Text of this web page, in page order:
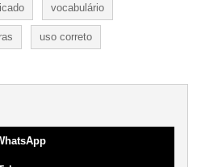
vocabulário
uso correto